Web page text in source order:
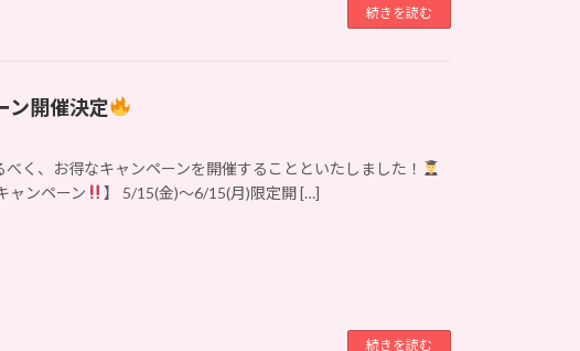
続きを読む
ン開催決定
く、お得なキャンペーンを開催することといたしました！
ャンペーン
】 5/15(金)〜6/15(月)限定開 […]
続きを読む